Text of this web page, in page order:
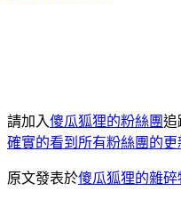
請加入傻瓜狐狸的粉絲團追
確實的看到所有粉絲團的更
原文發表於傻瓜狐狸的雜碎